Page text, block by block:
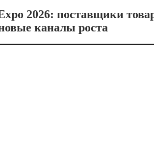
2026: поставщики
каналы роста